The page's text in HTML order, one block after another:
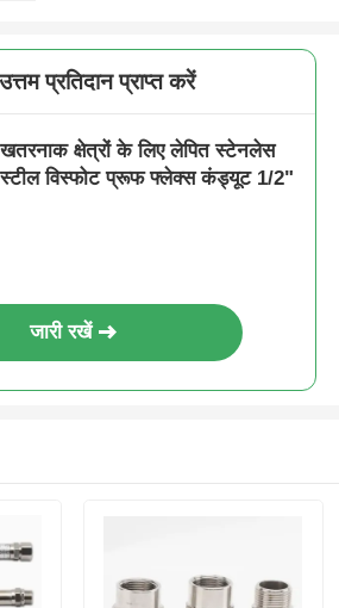
सॉकेट
प्रतिदान प्राप्त करें
खतरनाक क्षेत्रों के लिए लेपित स्टेनलेस
स्टील विस्फोट प्रूफ फ्लेक्स कंड्यूट 1/2"
जारी रखें